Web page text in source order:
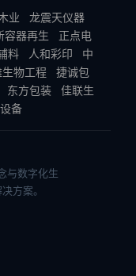
业
龙震天仪器
容器再生
正点电
料 人和彩印
中
物工程
捷诚包
东方包装
佳联生
备
与数字化生
方案。